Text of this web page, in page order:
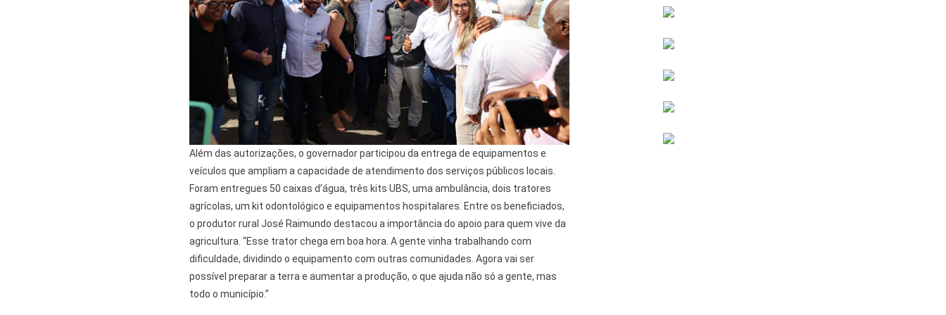
Além das autorizações, o governador participou da entrega de equipamentos e
veículos que ampliam a capacidade de atendimento dos serviços públicos locais.
Foram entregues 50 caixas d’água, três kits UBS, uma ambulância, dois tratores
agrícolas, um kit odontológico e equipamentos hospitalares. Entre os beneficiados,
o produtor rural José Raimundo destacou a importância do apoio para quem vive da
agricultura. “Esse trator chega em boa hora. A gente vinha trabalhando com
dificuldade, dividindo o equipamento com outras comunidades. Agora vai ser
possível preparar a terra e aumentar a produção, o que ajuda não só a gente, mas
todo o município.”